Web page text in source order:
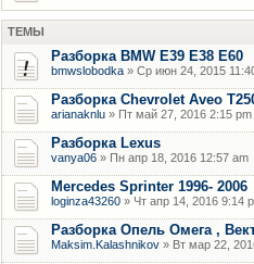
ТЕМЫ
Разборка BMW E39 E38 E60
bmwslobodka » Ср июн 24, 2015
Разборка Chevrolet Aveo
arianaknlu » Пт май 27, 2016 2:15 pm
Разборка Lexus
vanya06 » Пн апр 18, 2016 12:57 am
Mercedes Sprinter 1996- 2006
loginza43260 » Чт апр 14, 2016 9:14
Разборка Опель Омега ,
Maksim.Kalashnikov » Вт мар 22,